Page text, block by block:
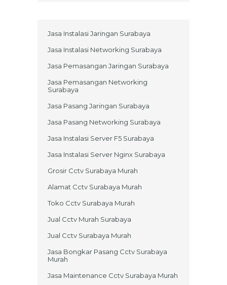
Jasa Instalasi Jaringan Surabaya
Jasa Instalasi Networking Surabaya
Jasa Pemasangan Jaringan Surabaya
Jasa Pemasangan Networking
Surabaya
Jasa Pasang Jaringan Surabaya
Jasa Pasang Networking Surabaya
Jasa Instalasi Server F5 Surabaya
Jasa Instalasi Server Nginx Surabaya
Grosir Cctv Surabaya Murah
Alamat Cctv Surabaya Murah
Toko Cctv Surabaya Murah
Jual Cctv Murah Surabaya
Jual Cctv Surabaya Murah
Jasa Bongkar Pasang Cctv Surabaya
Murah
Jasa Maintenance Cctv Surabaya Murah